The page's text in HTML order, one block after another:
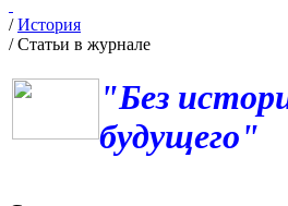
/История
/Статьи в журнале
"Без
будущего"